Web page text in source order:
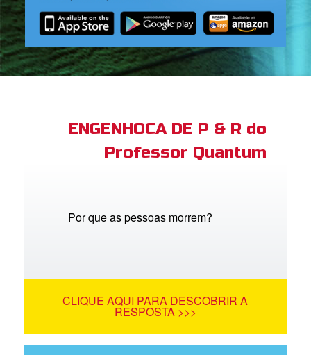
Bible App
ENGENHOCA DE P & R do
Professor Quantum
Por que as pessoas morrem?
CLIQUE AQUI PARA DESCOBRIR A
RESPOSTA >>>